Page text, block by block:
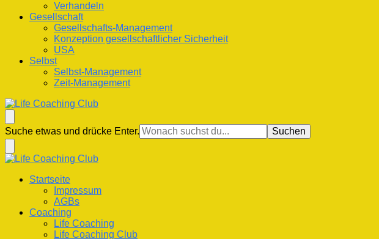
Verhandeln
Gesellschaft
Gesellschafts-Management
Konzeption gesellschaftlicher Sicherheit
USA
Selbst
Selbst-Management
Zeit-Management
Life Coaching Club
Für Deine Lebenskompetenz
Suchst
du
nach
etwas?
Suche etwas und drücke Enter.
Life Coaching Club
Für Deine Lebenskompetenz
Startseite
Impressum
AGBs
Coaching
Life Coaching
Life Coaching Club